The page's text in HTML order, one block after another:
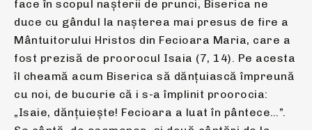
face în scopul naşterii de prunci, Biserica ne
duce cu gândul la naşterea mai presus de fire a
Mântuitorului Hristos din Fecioara Maria, care a
fost prezisă de proorocul Isaia (7, 14). Pe acesta
îl cheamă acum Biserica să dănţuiască împreună
cu noi, de bucurie că i s-a împlinit proorocia:
„Isaie, dănţuieşte! Fecioara a luat în pântece…”.